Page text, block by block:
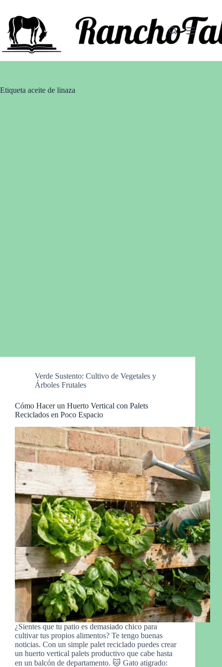
contenido
Etiqueta aceite de linaza
Verde Sustento: Cultivo de Vegetales y
Árboles Frutales
Cómo Hacer un Huerto Vertical con Palets
Reciclados en Poco Espacio
¿Sientes que tu patio es demasiado chico para
cultivar tus propios alimentos? Te tengo buenas
noticias. Con un simple palet reciclado puedes crear
un huerto vertical palets productivo que cabe hasta
en un balcón de departamento. 🐱 Gato atigrado: